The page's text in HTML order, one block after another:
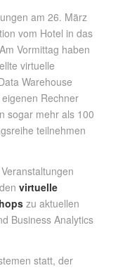
am 26. März
vom Hotel in das
Vormittag haben
virtuelle
Warehouse
Rechner
sogar mehr als 100
teilnehmen
virtuelle
zu aktuellen
Business Analytics
statt, der